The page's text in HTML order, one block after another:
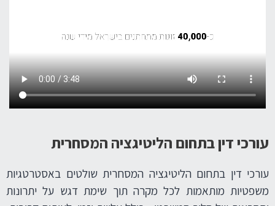
עורכי דין בתחום הליטיגציה המסחרית
עורכי דין בתחום הליטיגציה המסחרית שולטים באסטרטגיות
משפטיות מותאמות לכל מקרה תוך שימת דגש על יתרונות